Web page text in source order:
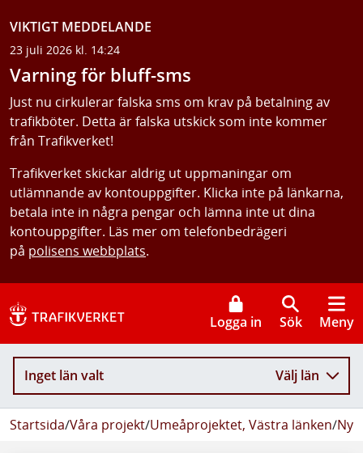
VIKTIGT MEDDELANDE
23 juli 2026 kl. 14:24
Varning för bluff-sms
Just nu cirkulerar falska sms om krav på betalning av
trafikböter. Detta är falska utskick som inte kommer
från Trafikverket!
Trafikverket skickar aldrig ut uppmaningar om
utlämnande av kontouppgifter. Klicka inte på länkarna,
betala inte in några pengar och lämna inte ut dina
kontouppgifter. Läs mer om telefonbedrägeri
på polisens webbplats.
Logga in Sök Meny
Inget län valt Välj län
Startsida/Våra projekt/Umeåprojektet, Västra länken/